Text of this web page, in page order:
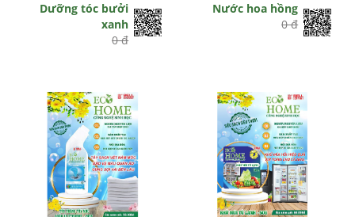
Dưỡng tóc bưởi
xanh
0 đ
Nước hoa hồng
0 đ